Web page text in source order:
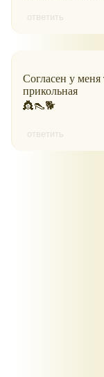
ответить
Согласен у меня
прикольная
👸👠🐕
ответить